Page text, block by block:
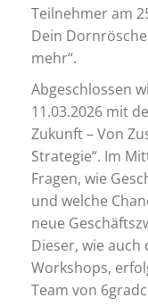
Teilnehmer am
Dein
mehr“.
Abgeschlossen
11.03.2026 mit
Zukunft – Von
Strategie“. Im
Fragen, wie
und welche
neue
Dieser, wie
Workshops,
Team von